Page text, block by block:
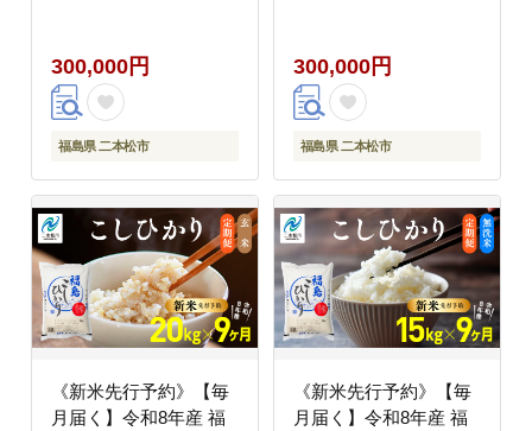
300,000円
福島県 二本松市
300,000円
福島県 二本松市
《新米先行予約》【毎
月届く】令和8年産 福
《新米先行予約》【毎
月届く】令和8年産 福